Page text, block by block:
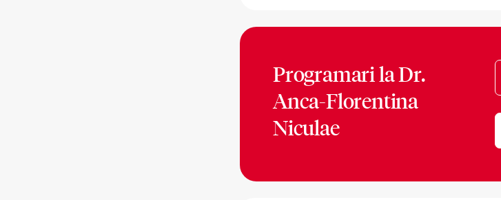
Programari laDr.
Anca-Florentina
Niculae